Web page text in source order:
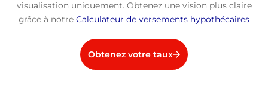
visualisation uniquement. Obtenez une vision plus claire
grâce à notre Calculateur de versements hypothécaires
Obtenez votre taux